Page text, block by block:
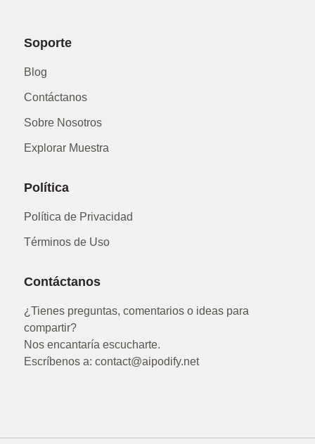
Soporte
Blog
Contáctanos
Sobre Nosotros
Explorar Muestra
Política
Política de Privacidad
Términos de Uso
Contáctanos
¿Tienes preguntas, comentarios o ideas para
compartir?
Nos encantaría escucharte.
Escríbenos a: contact@aipodify.net